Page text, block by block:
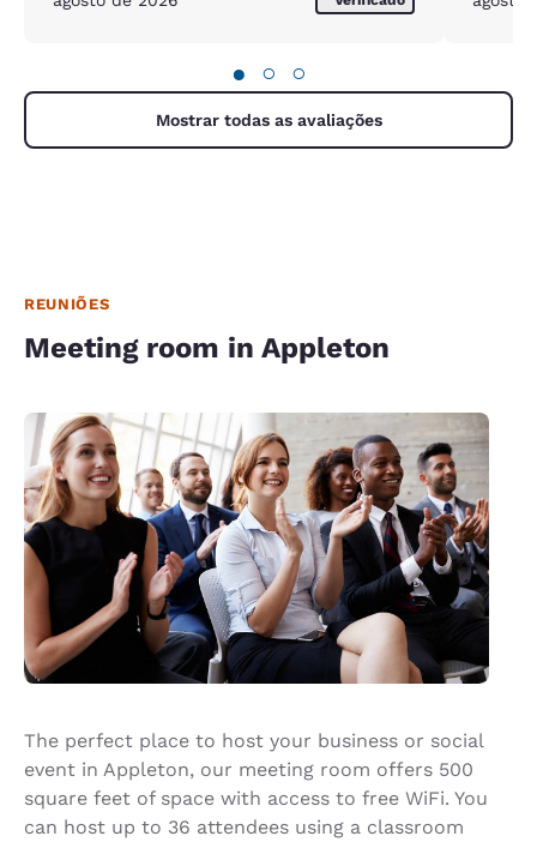
● ○ ○
Mostrar todas as avaliações
REUNIÕES
Meeting room in Appleton
The perfect place to host your business or social
event in Appleton, our meeting room offers 500
square feet of space with access to free WiFi. You
can host up to 36 attendees using a classroom